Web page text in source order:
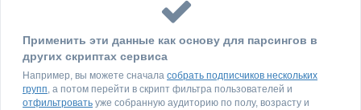
Применить эти данные как основу для парсингов в
других скриптах сервиса
Например, вы можете сначала собрать подписчиков нескольких
групп, а потом перейти в скрипт фильтра пользователей и
отфильтровать уже собранную аудиторию по полу, возрасту и